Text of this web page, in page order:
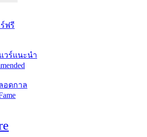
ฟรี
วร์แนะนำ
อดกาล